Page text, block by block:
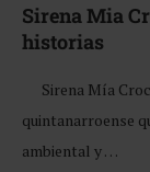
Sirena Mia
historias
Sirena Mía
quintanarroense
ambiental y …